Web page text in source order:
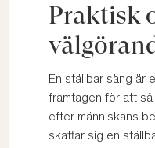
Praktisk
En ställbar säng är
framtagen för att
efter människans
skaffar sig en